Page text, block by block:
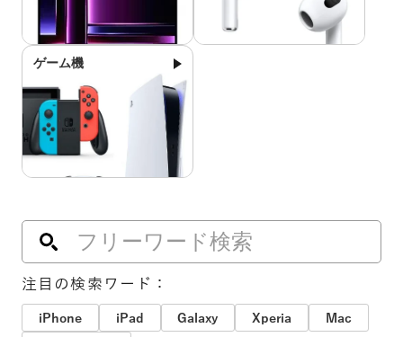
ゲーム機
注目の検索ワード：
iPhone iPad Galaxy Xperia
Mac